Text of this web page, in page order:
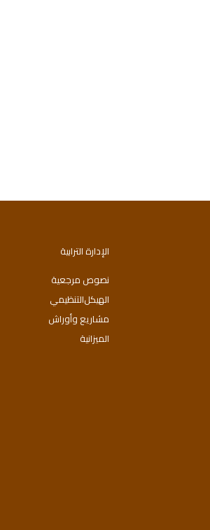
الإدارة الترابية
نصوص مرجعية
اﻟﻬﯿﻜﻞاﻟﺘﻨﻈﯿﻤﻲ
مشاريع وأوراش
الميزانية